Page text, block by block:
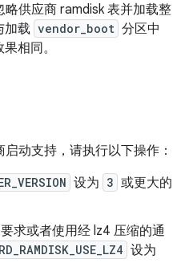
供应商 ramdisk 表并加载整
加载 vendor_boot 分区中
相同。
动支持，请执行以下操作：
设为 3 或更大的
求或者使用经 lz4 压缩的通
设为